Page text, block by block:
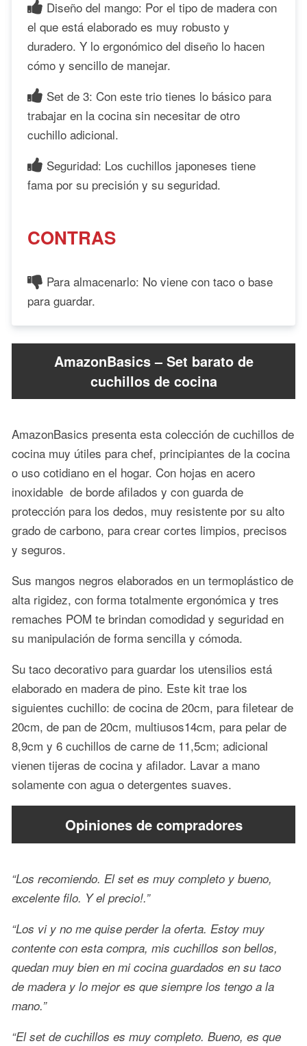
Diseño del mango: Por el tipo de madera con
el que está elaborado es muy robusto y
duradero. Y lo ergonómico del diseño lo hacen
cómo y sencillo de manejar.
Set de 3: Con este trio tienes lo básico para
trabajar en la cocina sin necesitar de otro
cuchillo adicional.
Seguridad: Los cuchillos japoneses tiene
fama por su precisión y su seguridad.
CONTRAS
Para almacenarlo: No viene con taco o base
para guardar.
AmazonBasics – Set barato de
cuchillos de cocina
AmazonBasics presenta esta colección de cuchillos de
cocina muy útiles para chef, principiantes de la cocina
o uso cotidiano en el hogar. Con hojas en acero
inoxidable de borde afilados y con guarda de
protección para los dedos, muy resistente por su alto
grado de carbono, para crear cortes limpios, precisos
y seguros.
Sus mangos negros elaborados en un termoplástico de
alta rigidez, con forma totalmente ergonómica y tres
remaches POM te brindan comodidad y seguridad en
su manipulación de forma sencilla y cómoda.
Su taco decorativo para guardar los utensilios está
elaborado en madera de pino. Este kit trae los
siguientes cuchillo: de cocina de 20cm, para filetear de
20cm, de pan de 20cm, multiusos14cm, para pelar de
8,9cm y 6 cuchillos de carne de 11,5cm; adicional
vienen tijeras de cocina y afilador. Lavar a mano
solamente con agua o detergentes suaves.
Opiniones de compradores
“Los recomiendo. El set es muy completo y bueno,
excelente filo. Y el precio!.”
“Los vi y no me quise perder la oferta. Estoy muy
contente con esta compra, mis cuchillos son bellos,
quedan muy bien en mi cocina guardados en su taco
de madera y lo mejor es que siempre los tengo a la
mano.”
“El set de cuchillos es muy completo. Bueno, es que